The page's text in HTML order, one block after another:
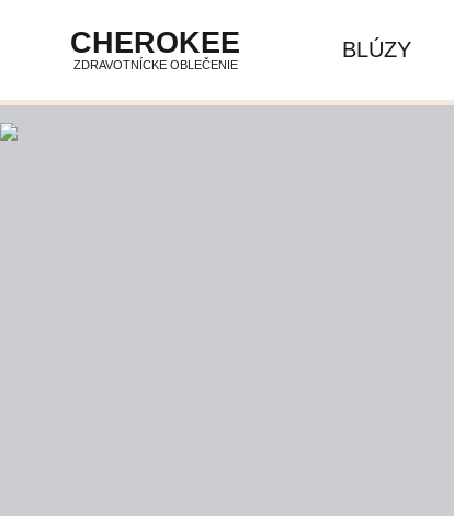
CHEROKEE
ZDRAVOTNÍCKE OBLEČENIE
BLÚZY